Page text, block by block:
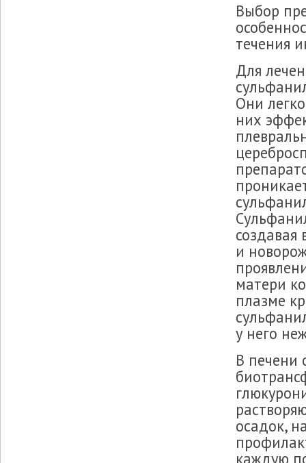
Выбор
течения
Для
Они
них
и
матери
плазме
у него
В печени
осадок,
каждую